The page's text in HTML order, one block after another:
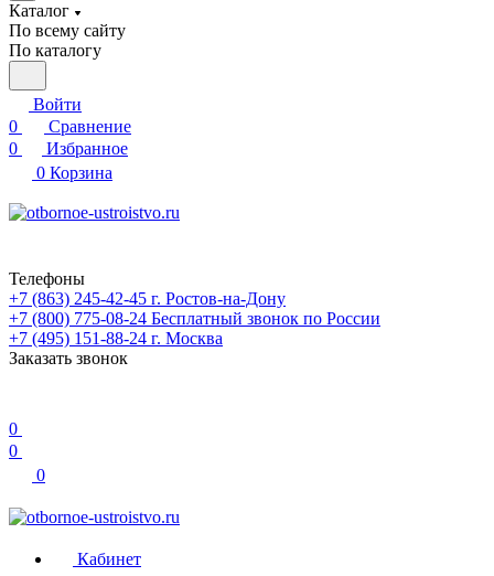
Каталог
По всему сайту
По каталогу
Войти
0
Сравнение
0
Избранное
0 Корзина
Телефоны
+7 (863) 245-42-45 г. Ростов-на-Дону
+7 (800) 775-08-24 Бесплатный звонок по России
+7 (495) 151-88-24 г. Москва
Заказать звонок
0
0
0
Кабинет